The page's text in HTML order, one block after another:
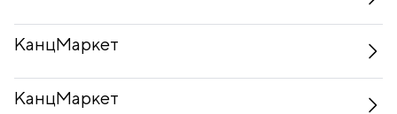
КанцМаркет
КанцМаркет